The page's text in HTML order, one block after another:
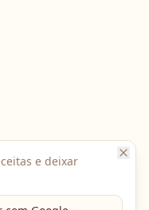
e deixar